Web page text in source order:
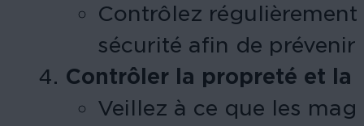
Contrôlez
sécurité afin de
Contrôler la propreté et la
Veillez à ce que les